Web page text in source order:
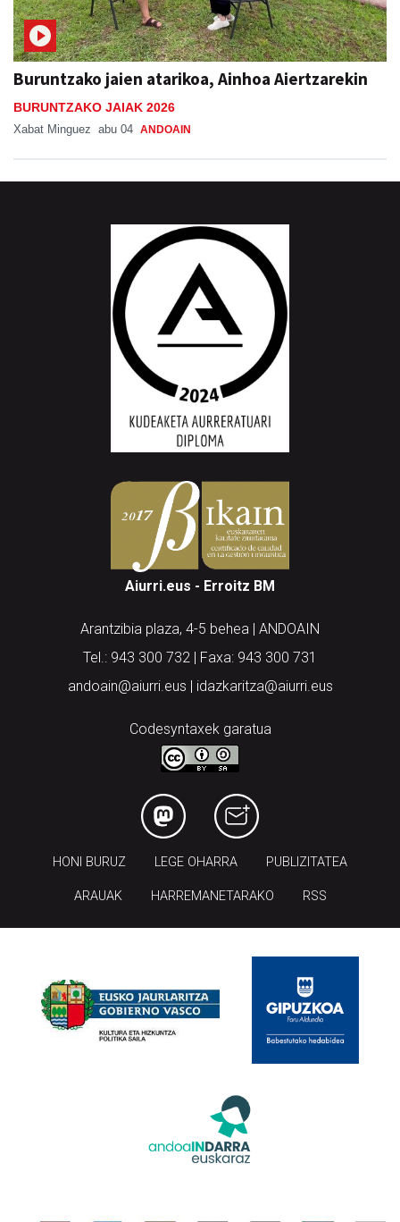
Buruntzako jaien atarikoa, Ainhoa Aiertzarekin
BURUNTZAKO JAIAK 2026
Xabat Minguez abu 04 ANDOAIN
Aiurri.eus - Erroitz BM
Arantzibia plaza, 4-5 behea | ANDOAIN
Tel.: 943 300 732 | Faxa: 943 300 731
andoain@aiurri.eus | idazkaritza@aiurri.eus
Codesyntaxek garatua
HONI BURUZ LEGE OHARRA PUBLIZITATEA
ARAUAK HARREMANETARAKO RSS